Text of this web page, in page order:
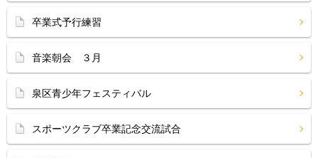
卒業式予行練習
音楽朝会 ３月
泉区青少年フェスティバル
スポーツクラブ卒業記念交流試合